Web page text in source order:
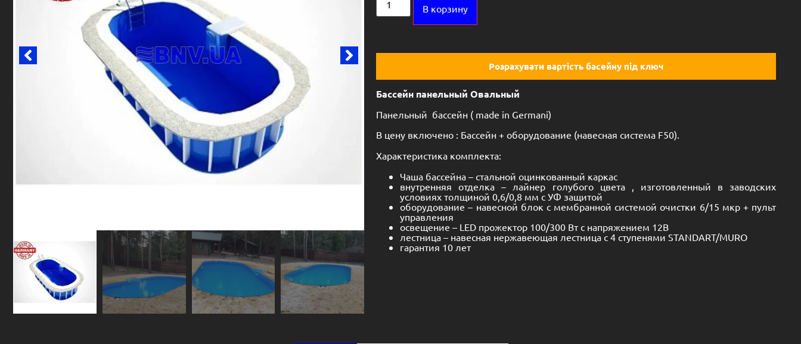
В корзину
Розрахувати вартість басейну під ключ
Бассейн панельный Овальный
Панельный бассейн ( made in Germani)
В цену включено : Бассейн + оборудование (навесная система F50).
Характеристика комплекта:
Чаша бассейна – стальной оцинкованный каркас
внутренняя отделка – лайнер голубого цвета , изготовленный в заводских
условиях толщиной 0,6/0,8 мм с УФ защитой
оборудование – навесной блок с мембранной системой очистки 6/15 мкр + пульт
управления
освещение – LED прожектор 100/300 Вт с напряжением 12В
лестница – навесная нержавеющая лестница с 4 ступенями STANDART/MURO
гарантия 10 лет